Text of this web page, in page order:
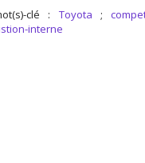
clé : Toyota ;
interne